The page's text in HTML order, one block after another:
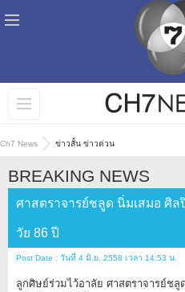
Ch7 News ข่าวสั้น ข่าวด่วน
BREAKING NEWS
ศาสตราจารย์ชลูด นิ่มเสมอ ศิ
วัย 86 ปี
Post Date : วันที่ 4 มิ.ย. 2558 เวลา 14:53 น.
ลูกศิษย์ร่วมไว้อาลัย ศาสตราจารย์ช